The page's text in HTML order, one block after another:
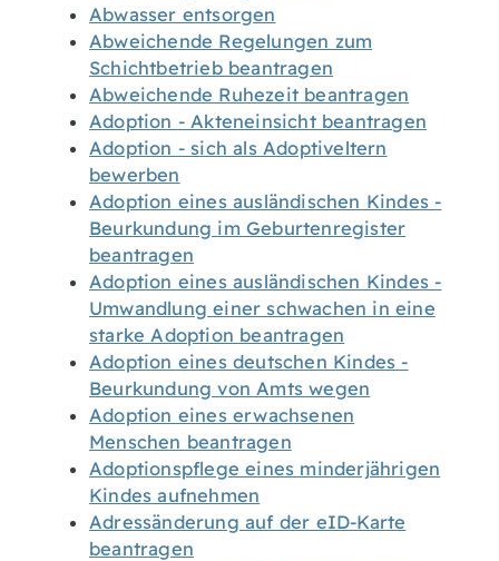
Abwasser entsorgen
Abweichende Regelungen zum
Schichtbetrieb beantragen
Abweichende Ruhezeit beantragen
Adoption - Akteneinsicht beantragen
Adoption - sich als Adoptiveltern
bewerben
Adoption eines ausländischen Kindes -
Beurkundung im Geburtenregister
beantragen
Adoption eines ausländischen Kindes -
Umwandlung einer schwachen in eine
starke Adoption beantragen
Adoption eines deutschen Kindes -
Beurkundung von Amts wegen
Adoption eines erwachsenen
Menschen beantragen
Adoptionspflege eines minderjährigen
Kindes aufnehmen
Adressänderung auf der eID-Karte
beantragen